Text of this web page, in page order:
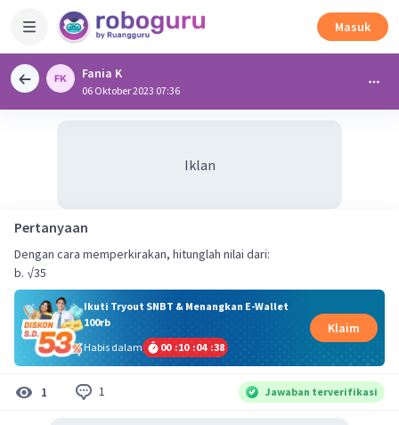
Masuk
Fania K
06 Oktober 2023 07:36
Iklan
Pertanyaan
Dengan cara memperkirakan, hitunglah nilai dari:
b. √35
Ikuti Tryout SNBT & Menangkan E-Wallet
100rb
Habis dalam
00 :10 :04 :38
Klaim
1 1 Jawaban terverifikasi